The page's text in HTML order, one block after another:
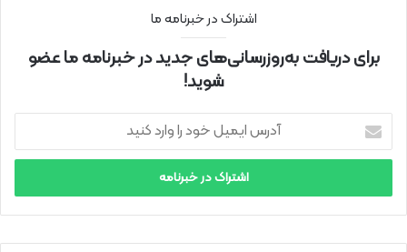
اشتراک در خبرنامه ما
برای دریافت به‌روزرسانی‌های جدید در خبرنامه ما عضو
شوید!
ر
ا
ی